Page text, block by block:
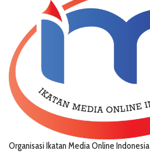
Organisasi Ikatan Media Online Indonesia